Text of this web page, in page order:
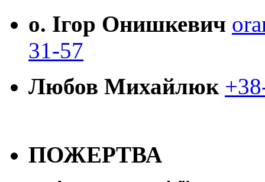
о. Ігор Онишкевич
31-57
Любов Михайлюк
ПОЖЕРТВА